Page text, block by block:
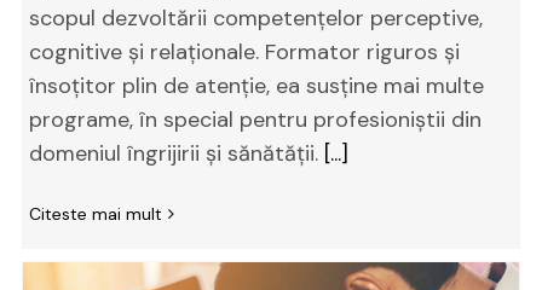
scopul dezvoltării competențelor perceptive,
cognitive și relaționale. Formator riguros și
însoțitor plin de atenție, ea susține mai multe
programe, în special pentru profesioniștii din
domeniul îngrijirii și sănătății. [...]
Citeste mai mult